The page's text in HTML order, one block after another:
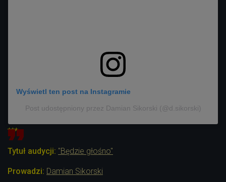
Wyświetl ten post na Instagramie
Post udostępniony przez Damian Sikorski (@d.sikorski)
***
Tytuł audycji: "Będzie głośno"
Prowadzi: Damian Sikorski